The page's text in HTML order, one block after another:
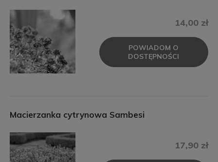
14,00 zł
POWIADOM O
DOSTĘPNOŚCI
Macierzanka cytrynowa Sambesi
17,90 zł